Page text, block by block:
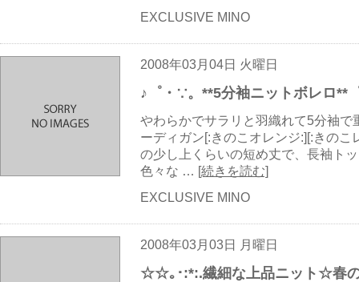
EXCLUSIVE MINO
2008年03月04日 火曜日
♪゜・∵。**5分袖ニットボレロ**
やわらかでサラリと羽織れて5分袖
ーディガン[:きのこオレンジ:][:きのこ
の少し上くらいの短め丈で、長袖ト
色々な … [続きを読む]
EXCLUSIVE MINO
2008年03月03日 月曜日
☆☆｡･:*:.繊細な上品ニット☆春